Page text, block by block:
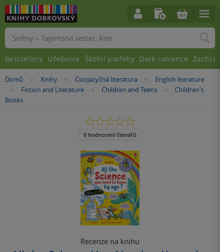
Nacházíte
zde:
Domů »Knihy »Cizojazyčná literatura »English literature
»Fiction and Literature »
Children and Teens »
Children's
Books
Recenze na knihu
0.0
z
5
0 hodnocení čtenářů
Vyhledávání
Bestsellery Učebnice Školní potřeby Dark romance